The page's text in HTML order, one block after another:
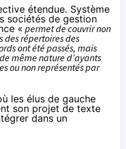
étendue. Système
sociétés de gestion
« permet de couvrir non
des répertoires des
ont été passés, mais
même nature d’ayants
ou non représentés par
les élus de gauche
son projet de texte
dans un